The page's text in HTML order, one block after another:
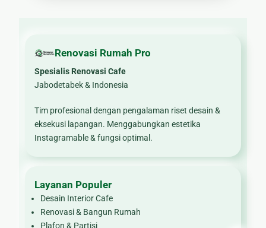
Renovasi Rumah Pro
Spesialis Renovasi Cafe
Jabodetabek & Indonesia
Tim profesional dengan pengalaman riset desain &
eksekusi lapangan. Menggabungkan estetika
Instagramable & fungsi optimal.
Layanan Populer
Desain Interior Cafe
Renovasi & Bangun Rumah
Plafon & Partisi